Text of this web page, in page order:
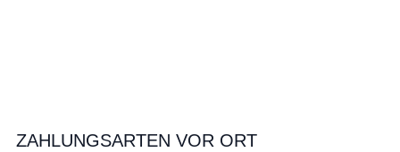
ZAHLUNGSARTEN VOR ORT